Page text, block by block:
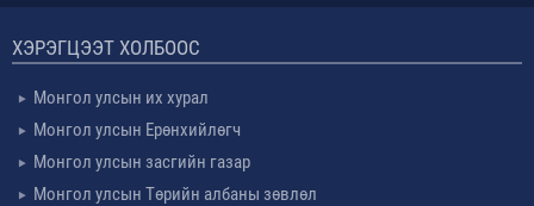
ХЭРЭГЦЭЭТ ХОЛБООС
Монгол улсын их хурал
Монгол улсын Ерөнхийлөгч
Монгол улсын засгийн газар
Монгол улсын Төрийн албаны зөвлөл